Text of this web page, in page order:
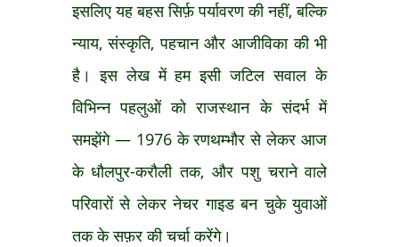
इसलिए यह बहस सिर्फ़ पर्यावरण की नहीं, बल्कि
न्याय, संस्कृति, पहचान और आजीविका की भी
है। इस लेख में हम इसी जटिल सवाल के
विभिन्न पहलुओं को राजस्थान के संदर्भ में
समझेंगे — 1976 के रणथम्भौर से लेकर आज
के धौलपुर-करौली तक, और पशु चराने वाले
परिवारों से लेकर नेचर गाइड बन चुके युवाओं
तक के सफ़र की चर्चा करेंगे।